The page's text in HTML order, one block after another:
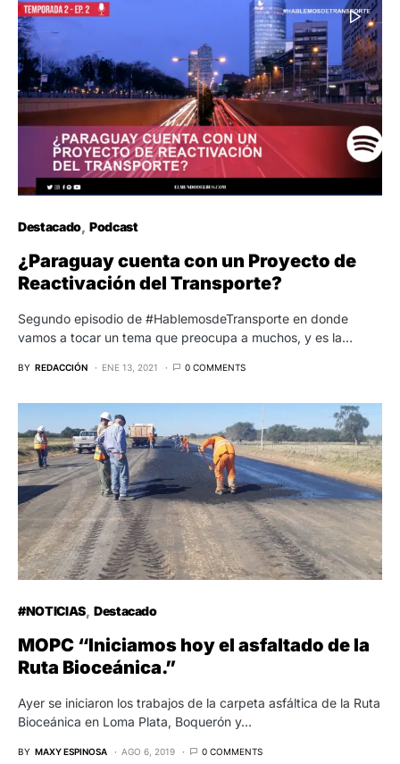
Destacado Podcast
¿Paraguay cuenta con un Proyecto de
Reactivación del Transporte?
Segundo episodio de #HablemosdeTransporte en donde
vamos a tocar un tema que preocupa a muchos, y es la…
BY REDACCIÓN ENE 13, 2021 0 COMMENTS
#NOTICIAS Destacado
MOPC “Iniciamos hoy el asfaltado de la
Ruta Bioceánica.”
Ayer se iniciaron los trabajos de la carpeta asfáltica de la Ruta
Bioceánica en Loma Plata, Boquerón y…
BY MAXY ESPINOSA AGO 6, 2019 0 COMMENTS